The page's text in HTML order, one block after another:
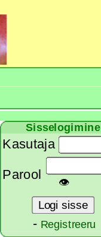
Sisselogimine
Kasutaja
Parool
👁
- Registreeru